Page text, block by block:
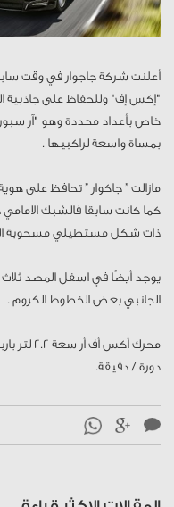
أعلنت شركة جاجوار في وقت
"إكس إف" وللحفاظ على جاذبية
خاص بأعداد محددة وهو "آر
بمساة واسعة لراكبيها .
مازالت ” جاكوار ” تحافظ على
كما كانت سابقا فالشبك الامامي
ذات شكل مستطيلي مسحوبة
يوجد أيضًا في اسفل المصد
الجانبي بعض الخطوط الكروم .
دورة / دقيقة.